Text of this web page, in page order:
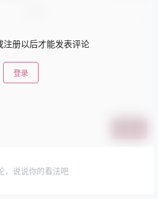
注册以后才能发表评论
登录
，说说你的看法吧